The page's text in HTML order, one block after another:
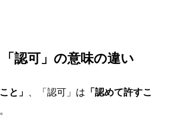
「認可」の意味の違い
と」 、「認可」は 「認めて許すこ